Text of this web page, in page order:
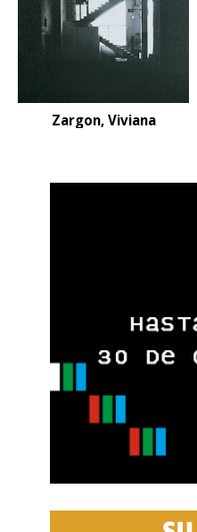
Zargon, Viviana